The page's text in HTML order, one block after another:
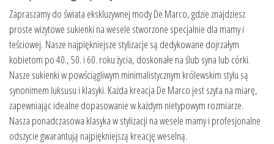
Zapraszamy do świata ekskluzywnej mody De Marco, gdzie znajdziesz
proste wizytowe sukienki na wesele stworzone specjalnie dla mamy i
teściowej. Nasze najpiękniejsze stylizacje są dedykowane dojrzałym
kobietom po 40., 50. i 60. roku życia, doskonałe na ślub syna lub córki.
Nasze sukienki w powściągliwym minimalistycznym królewskim stylu są
synonimem luksusu i klasyki. Każda kreacja De Marco jest szyta na miarę,
zapewniając idealne dopasowanie w każdym nietypowym rozmiarze.
Nasza ponadczasowa klasyka w stylizacji na wesele mamy i profesjonalne
odszycie gwarantują najpiękniejszą kreację weselną.